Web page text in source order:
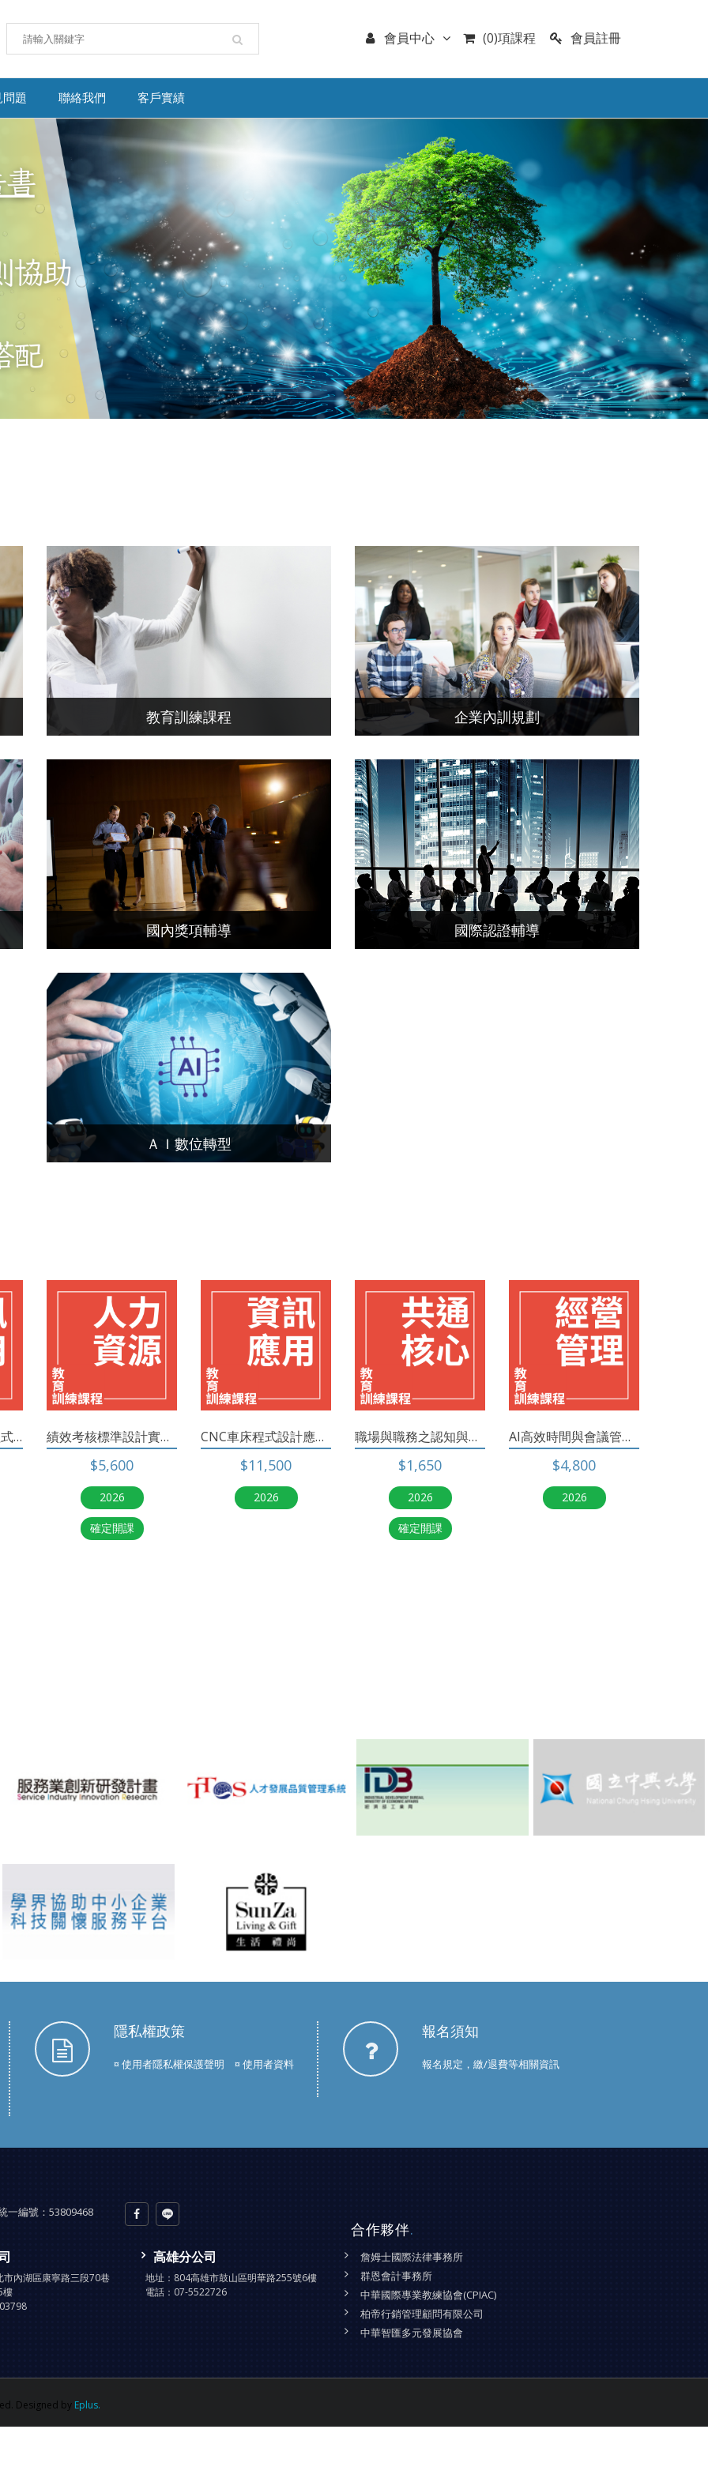
會員註冊
(0)項課程
會員中心
問題 聯絡我們 客戶實績
教育訓練課程 企業內訓規劃
國內獎項輔導 國際認證輔導
ＡＩ數位轉型
MC加工中心銑床程式設計班 績效考核標準設計實務班
$5,600
2026
確定開課
CNC車床程式設計應用班
$11,500
2026
職場與職務之認知與溝通協調(BC1)
$1,650
2026
確定開課
AI高效時間與會議管理術
$4,800
2026
隱私權政策
¤ 使用者隱私權保護聲明 ¤ 使用者資料
報名須知
報名規定，繳/退費等相關資訊
一編號： 53809468
市內湖區康寧路三段70巷
樓
高雄分公司
地址： 804高雄市鼓山區明華路255號6樓
電話： 07-5522726
合作夥伴.
詹姆士國際法律事務所
群恩會計事務所
中華國際專業教練協會(CPIAC)
柏帝行銷管理顧問有限公司
中華智匯多元發展協會
Designed by Eplus.